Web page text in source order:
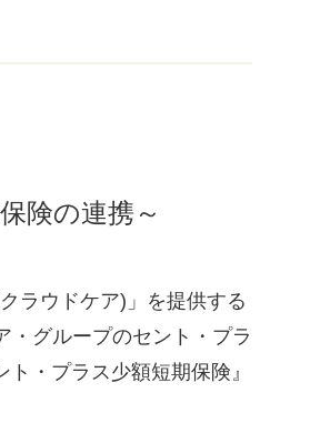
険の連携～
ラウドケア)」を提供する
・グループのセント・プラ
・プラス少額短期保険』